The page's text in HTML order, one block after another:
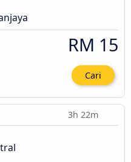
RM 15
Cari
3h 22m